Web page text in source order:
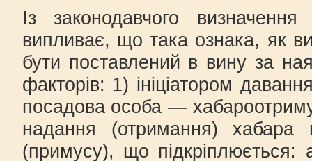
Із законодавчого
випливає, що така ознака, як
бути поставлений в вину за
факторів: 1) ініціатором
посадова особа —
надання (отримання) хабара
(примусу), що підкріплюється: